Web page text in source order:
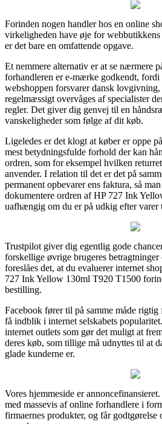
Forinden nogen handler hos en online
virkeligheden have øje for
er det bare en omfattende opgave.
Et nemmere alternativ er at se nærmere
forhandleren er e-mærke godkendt, fordi
webshoppen forsvarer dansk
regelmæssigt overvåges af specialister
regler. Det giver dig genvej til en
vanskeligheder som følge af dit køb.
Ligeledes er det klogt at køber er oppe
mest betydningsfulde forhold der kan
ordren, som for eksempel hvilken
anvender. I relation til det er det på
permanent opbevarer ens faktura, så
dokumentere ordren af HP 727 Ink
uafhængig om du er på udkig efter varer
Trustpilot giver dig egentlig gode
forskellige øvrige brugeres betragtninger
foreslåes det, at du evaluerer internet
727 Ink Yellow 130ml T920 T1500
bestilling.
Facebook fører til på samme måde
få indblik i internet selskabets
internet outlets som gør det muligt at
deres køb, som tillige må udnyttes til at
glade kunderne er.
Vores hjemmeside er
med massevis af online forhandlere i
firmaernes produkter, og får godtgørelse